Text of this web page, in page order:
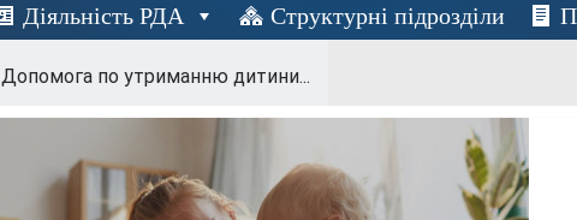
Діяльність РДА Структурні підрозділи
Допомога по утриманню дитини...